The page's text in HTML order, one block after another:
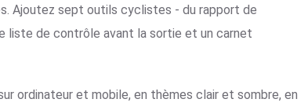
Ajoutez sept outils cyclistes - du rapport de
liste de contrôle avant la sortie et un carnet
ordinateur et mobile, en thèmes clair et sombre, en